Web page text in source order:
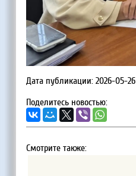
Дата публикации: 2026-05-26
Поделитесь новостью:
Смотрите также: